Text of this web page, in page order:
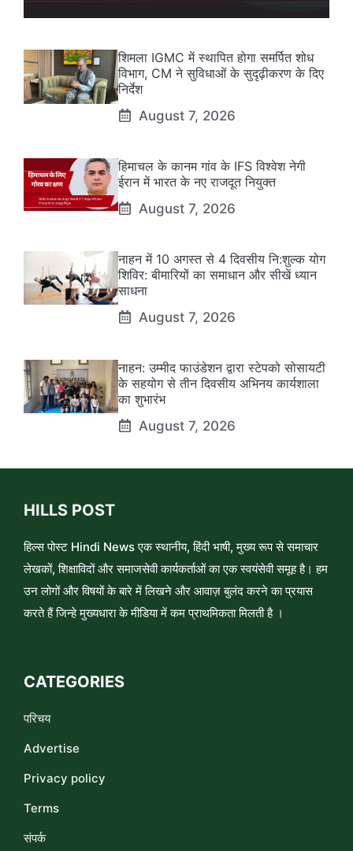
शिमला IGMC में स्थापित होगा समर्पित शोध
विभाग, CM ने सुविधाओं के सुदृढ़ीकरण के दिए
निर्देश
August 7, 2026
हिमाचल के कानम गांव के IFS विश्वेश नेगी
ईरान में भारत के नए राजदूत नियुक्त
August 7, 2026
नाहन में 10 अगस्त से 4 दिवसीय नि:शुल्क योग
शिविर: बीमारियों का समाधान और सीखें ध्यान
साधना
August 7, 2026
नाहन: उम्मीद फाउंडेशन द्वारा स्टेपको सोसायटी
के सहयोग से तीन दिवसीय अभिनय कार्यशाला
का शुभारंभ
August 7, 2026
HILLS POST
हिल्स पोस्ट Hindi News एक स्थानीय, हिंदी भाषी, मुख्य रूप से समाचार
लेखकों, शिक्षाविदों और समाजसेवी कार्यकर्ताओं का एक स्वयंसेवी समूह है। हम
उन लोगों और विषयों के बारे में लिखने और आवाज़ बुलंद करने का प्रयास
करते हैं जिन्हे मुख्यधारा के मीडिया में कम प्राथमिकता मिलती है ।
CATEGORIES
परिचय
Advertise
Privacy policy
Terms
संपर्क